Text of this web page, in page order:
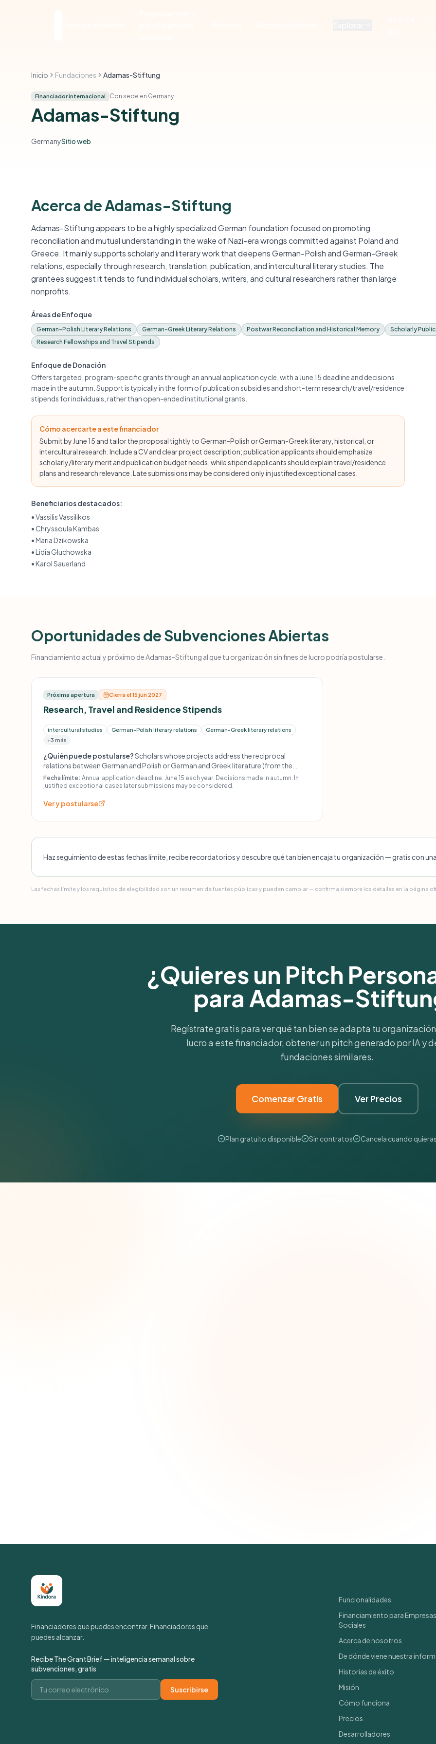
Inicio Fundaciones Adamas-Stiftung
Financiador internacional Con sede en Germany
Adamas-Stiftung
GermanySitio web
Acerca de Adamas-Stiftung
Adamas-Stiftung appears to be a highly specialized German foundation focused on promoting
reconciliation and mutual understanding in the wake of Nazi-era wrongs committed against Poland and
Greece. It mainly supports scholarly and literary work that deepens German-Polish and German-Greek
relations, especially through research, translation, publication, and intercultural literary studies. The
grantees suggest it tends to fund individual scholars, writers, and cultural researchers rather than large
nonprofits.
Áreas de Enfoque
German-Polish Literary Relations German-Greek Literary Relations Postwar Reconciliation and Historical Memory
Scholarly
Research Fellowships and Travel Stipends
Enfoque de Donación
Offers targeted, program-specific grants through an annual application cycle, with a June 15 deadline and decisions
made in the autumn. Support is typically in the form of publication subsidies and short-term research/travel/residence
stipends for individuals, rather than open-ended institutional grants.
Cómo acercarte a este financiador
Submit by June 15 and tailor the proposal tightly to German-Polish or German-Greek literary, historical, or
intercultural research. Include a CV and clear project description; publication applicants should emphasize
scholarly/literary merit and publication budget needs, while stipend applicants should explain travel/residence
plans and research relevance. Late submissions may be considered only in justified exceptional cases.
Beneficiarios destacados:
•Vassilis Vassilikos
•Chryssoula Kambas
•Maria Dzikowska
•Lidia Gluchowska
•Karol Sauerland
Oportunidades de Subvenciones Abiertas
Financiamiento actual y próximo de Adamas-Stiftung al que tu organización sin fines de lucro podría postularse.
Próxima apertura Cierra el 15 jun 2027
Research, Travel and Residence Stipends
intercultural studies German-Polish literary relations
German-Greek literary relations
+3 más
¿Quién puede postularse?Scholars whose projects address the reciprocal
relations between German and Polish or German and Greek literature (from the
French Revolution to the present). The foundation explicitly does not award general
study scholarships. Applicants should submit a CV and project description with
Fecha límite: Annual application deadline: June 15 each year. Decisions made in autumn. In
justified exceptional cases later submissions may be considered.
Ver y postularse
Haz seguimiento de estas fechas límite, recibe recordatorios y descubre qué tan bien encaja tu organización — gratis con
Las fechas límite y los requisitos de elegibilidad son un resumen de fuentes públicas y pueden cambiar — confirma siempre los detalles en la página
¿Quieres un Pitch
para Adamas-
Regístrate gratis para ver qué tan bien se adapta tu
lucro a este financiador, obtener un pitch generado por IA y
fundaciones similares.
Comenzar Gratis Ver Precios
Plan gratuito disponible Sin contratos Cancela cuando
Financiadores que puedes encontrar. Financiadores que
puedes alcanzar.
Recibe The Grant Brief — inteligencia semanal sobre
subvenciones, gratis
Correo electrónico Suscribirse
Funcionalidades
Financiamiento para Empresas
Sociales
Acerca de nosotros
De dónde viene nuestra
Historias de éxito
Misión
Cómo funciona
Precios
Desarrolladores